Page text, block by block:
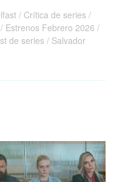
Crítica de series
Estrenos Febrero 2026
de series
Salvador